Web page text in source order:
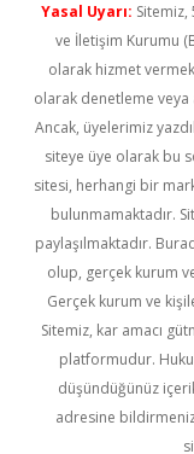
Yasal Uyarı: Sitemiz,
ve İletişim Kurumu
olarak hizmet
olarak denetleme veya
Ancak, üyelerimiz
siteye üye olarak bu
sitesi, herhangi bir
bulunmamaktadır.
paylaşılmaktadır.
olup, gerçek kurum
Gerçek kurum ve
Sitemiz, kar amacı
platformudur.
düşündüğünüz
adresine